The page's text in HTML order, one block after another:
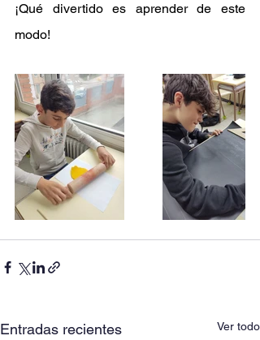
¡Qué divertido es aprender de este
modo!
Entradas recientes Ver todo